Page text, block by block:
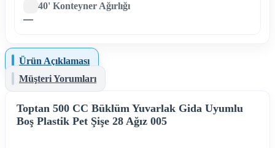
40' Konteyner Ağırlığı
—
Ürün Açıklaması
Müşteri Yorumları
Toptan 500 CC Büklüm Yuvarlak Gida Uyumlu
Boş Plastik Pet Şişe 28 Ağız 005